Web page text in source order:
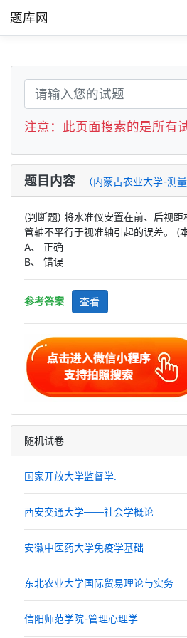
题库网
注意：此页面搜索的是所有
题目内容 （内蒙古农业大学-测量
(判断题) 将水准仪安置在前、后视
管轴不平行于视准轴引起的误差。 (
A、 正确
B、 错误
参考答案 查看
随机试卷
国家开放大学监督学.
西安交通大学——社会学概论
安徽中医药大学免疫学基础
东北农业大学国际贸易理论与实务
信阳师范学院-管理心理学